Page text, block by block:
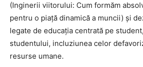
(Inginerii viitorului: Cum formăm
pentru o piață dinamică a muncii) și
legate de educația centrată pe
studentului, incluziunea celor
resurse umane.